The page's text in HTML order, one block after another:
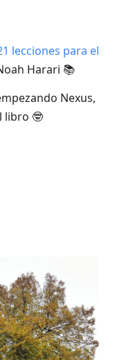
lecciones para el
Harari 📚
Nexus,
libro 🤓